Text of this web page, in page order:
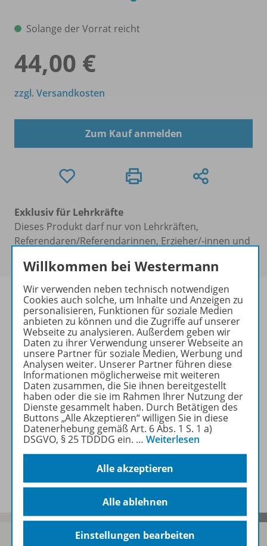
Solange der Vorrat reicht
44,00 €
zzgl. Versandkosten
Zum Kauf anmelden
Exklusiv für Lehrkräfte
Dieses Produkt darf nur von Lehrkräften,
Referendaren/Referendarinnen, Erzieher/-innen und
Produktinformationen
Beschreibung
Zugehörige Produkte
Benachrichtigungs-Service
Willkommen bei Westermann
Wir verwenden neben technisch notwendigen
Cookies auch solche, um Inhalte und Anzeigen zu
personalisieren, Funktionen für soziale Medien
anbieten zu können und die Zugriffe auf unserer
Webseite zu analysieren. Außerdem geben wir
Daten zu ihrer Verwendung unserer Webseite an
unsere Partner für soziale Medien, Werbung und
Analysen weiter. Unserer Partner führen diese
Informationen möglicherweise mit weiteren
Daten zusammen, die Sie ihnen bereitgestellt
haben oder die sie im Rahmen Ihrer Nutzung der
Dienste gesammelt haben. Durch Betätigen des
Buttons „Alle Akzeptieren“ willigen Sie in diese
Datenerhebung gemäß Art. 6 Abs. 1 S. 1 a)
DSGVO, § 25 TDDDG ein. … Weiterlesen
Alle akzeptieren
Alle ablehnen
Einstellungen bearbeiten